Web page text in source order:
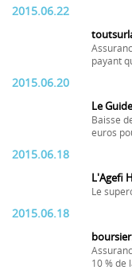
2015.06.22
payant
2015.06.20
Le
Baisse
euros
2015.06.18
L'Agefi
Le
2015.06.18
10 % de